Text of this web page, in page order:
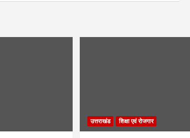
उत्तराखंड शिक्षा एवं रोजगार